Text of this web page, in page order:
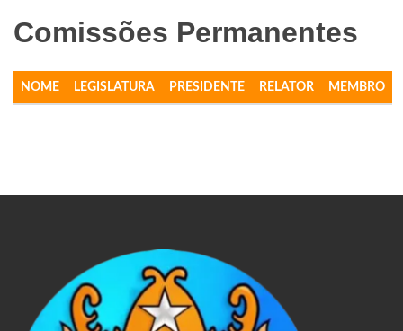
Comissões Permanentes
NOME LEGISLATURA PRESIDENTE RELATOR MEMBRO